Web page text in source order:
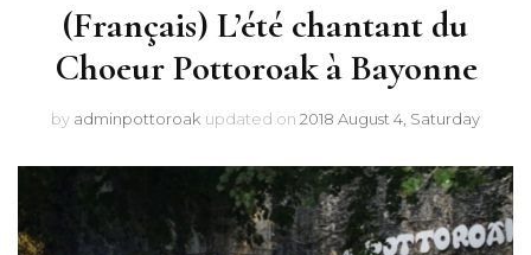
(Français) L’été chantant du
Choeur Pottoroak à Bayonne
by adminpottoroak updated on 2018 August 4, Saturday